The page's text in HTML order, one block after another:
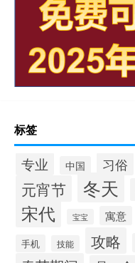
标签
专业 中国 习俗
元宵节 冬天
宋代 宝宝 寓意
手机 技能 攻略